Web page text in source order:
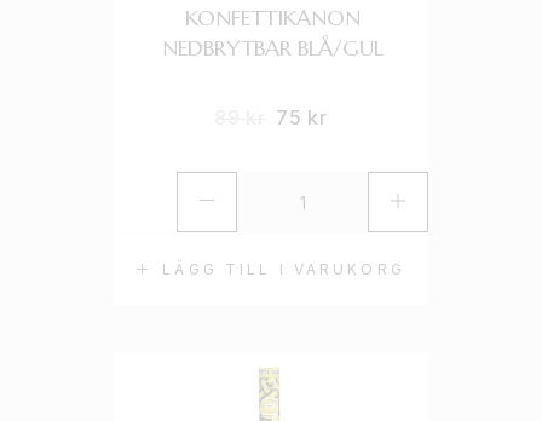
LÄGG TILL I VARUKORG
KONFETTIKANON
NEDBRYTBAR BLÅ/GUL
75 kr